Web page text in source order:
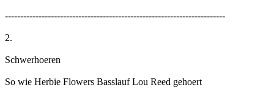
------------------------------------------------------------------------
2.
Schwerhoeren
So wie Herbie Flowers Basslauf Lou Reed gehoert